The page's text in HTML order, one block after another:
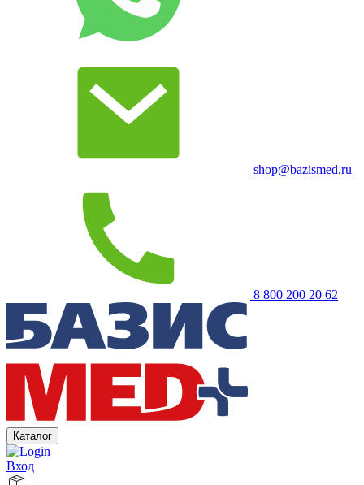
shop@bazismed.ru
8 800 200 20 62
Каталог
Вход